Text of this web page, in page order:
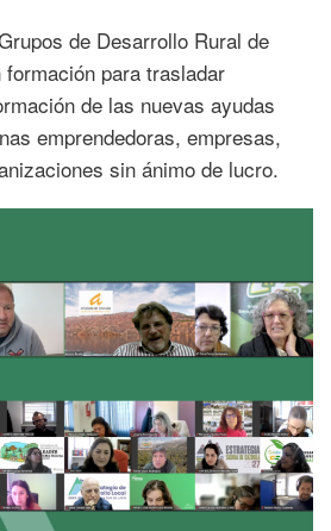
de Desarrollo Rural de
para trasladar
de las nuevas ayudas
emprendedoras, empresas,
sin ánimo de lucro.